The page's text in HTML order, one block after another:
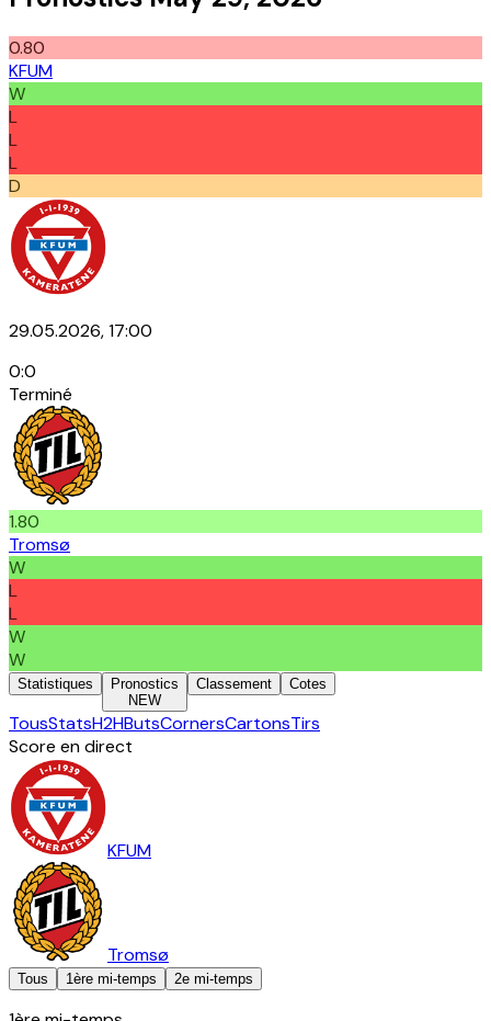
0.80
KFUM
W
L
L
L
D
29.05.2026, 17:00
0:0
Terminé
1.80
Tromsø
W
L
L
W
W
Statistiques
Pronostics
NEW
Classement Cotes
TousStatsH2HButsCornersCartonsTirs
Score en direct
KFUM
Tromsø
Tous 1ère mi-temps 2e mi-temps